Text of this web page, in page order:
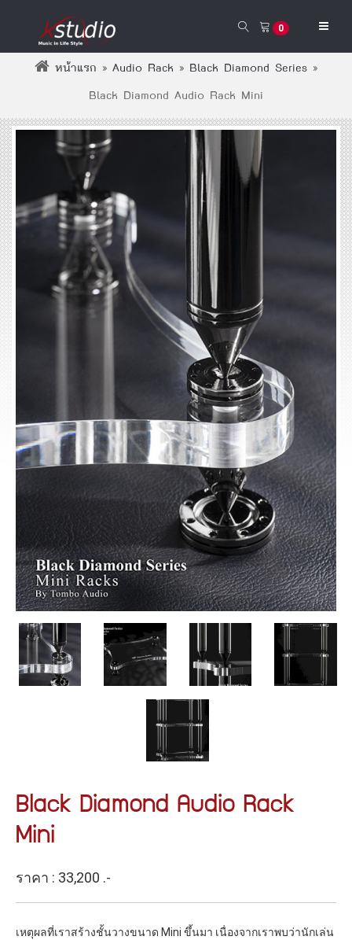
0
หน้าแรก » Audio Rack » Black Diamond Series »
Black Diamond Audio Rack Mini
Black Diamond Audio Rack
Mini
ราคา : 33,200 .-
เหตุผลที่เราสร้างชั้นวางขนาด Mini ขึ้นมา เนื่องจากเราพบว่านักเล่น